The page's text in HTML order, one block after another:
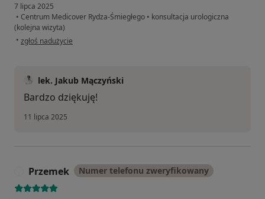
7 lipca 2025
• Centrum Medicover Rydza-Śmiegłego • konsultacja urologiczna
(kolejna wizyta)
• w opinii użytkownika Kasia
zgłoś nadużycie
lek. Jakub Mączyński
Bardzo dziękuję!
11 lipca 2025
Przemek Numer telefonu zweryfikowany